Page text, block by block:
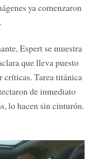
ya comenzaron
Espert se muestra
que lleva puesto
críticas. Tarea titánica
de inmediato
lo hacen sin cinturón.